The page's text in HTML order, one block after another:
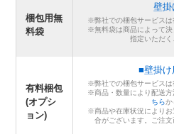
梱包用無
料袋
壁掛
※弊社での梱包サービスは
※無料袋は商品によって決
指定いただく
有料梱包
(オプシ
ョン)
■壁掛け
※弊社での梱包サービスは
※商品・数量により配送方
ちらか
※商品や在庫状況によりお
合がございます。ご注